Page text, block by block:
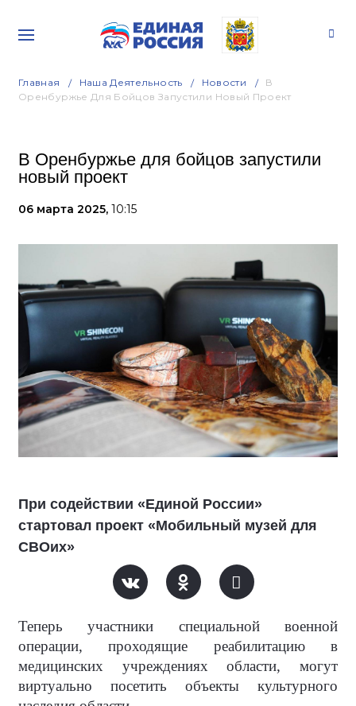
Главная Наша Деятельность Новости
В
Оренбуржье Для Бойцов Запустили Новый Проект
В Оренбуржье для бойцов запустили
новый проект
06 марта 2025, 10:15
При содействии «Единой России»
стартовал проект «Мобильный музей для
СВОих»
Теперь участники специальной военной
операции, проходящие реабилитацию в
медицинских учреждениях области, могут
виртуально посетить объекты культурного